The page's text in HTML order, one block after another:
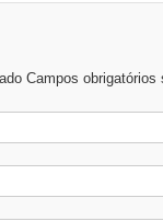
Campos obrigatórios